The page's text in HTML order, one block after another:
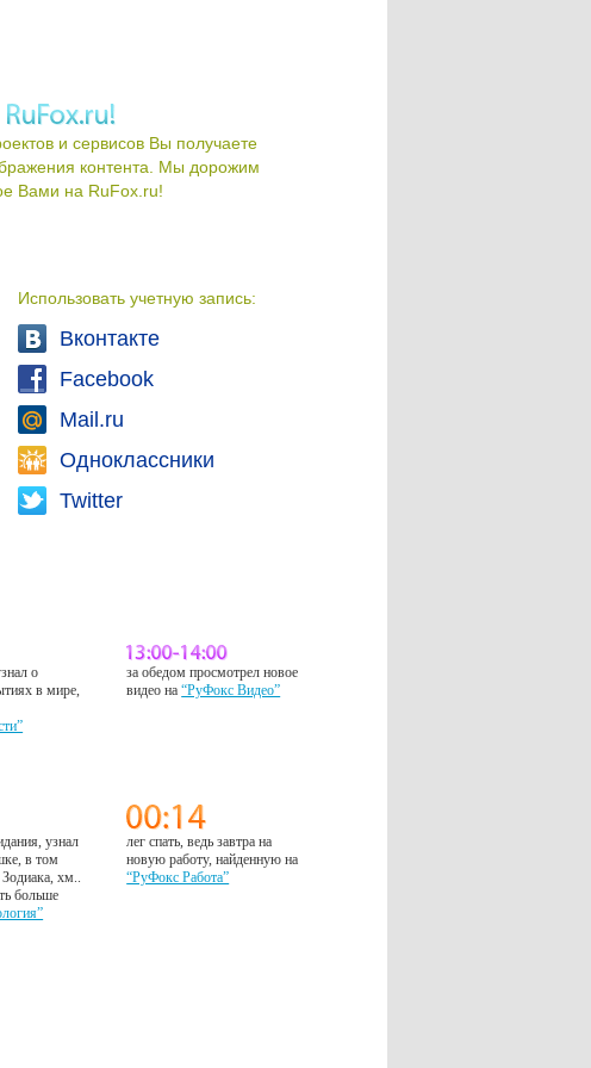
и сервисов Вы получаете
контента. Мы дорожим
Вами на RuFox.ru!
Использовать учетную запись:
Вконтакте
Facebook
Mail.ru
Одноклассники
Twitter
о
в мире,
за обедом просмотрел новое
видео на“РуФокс Видео”
узнал
в том
Зодиака, хм..
больше
лег спать, ведь завтра на
новую работу, найденную на
“РуФокс Работа”